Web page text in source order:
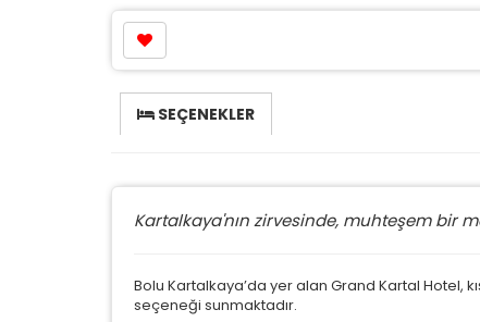
SEÇENEKLER
Kartalkaya'nın zirvesinde, muhteşem bir
Bolu Kartalkaya’da yer alan Grand Kartal Hotel,
seçeneği sunmaktadır.